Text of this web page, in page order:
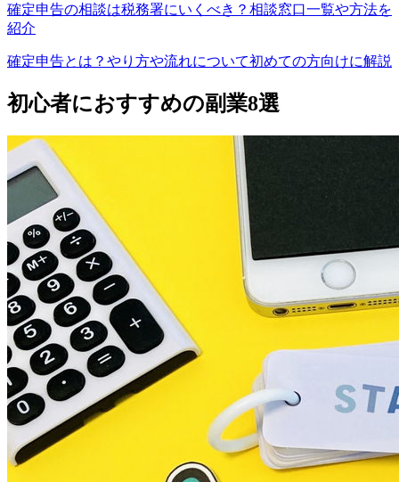
確定申告の相談は税務署にいくべき？相談窓口一覧や方法を
紹介
確定申告とは？やり方や流れについて初めての方向けに解説
初心者におすすめの副業8選